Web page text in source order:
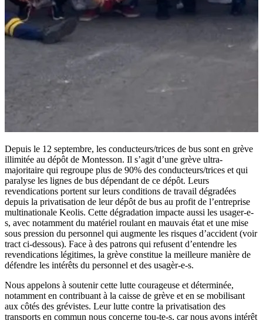
Depuis le 12 septembre, les conducteurs/trices de bus sont en grève
illimitée au dépôt de Montesson. Il s’agit d’une grève ultra-
majoritaire qui regroupe plus de 90% des conducteurs/trices et qui
paralyse les lignes de bus dépendant de ce dépôt. Leurs
revendications portent sur leurs conditions de travail dégradées
depuis la privatisation de leur dépôt de bus au profit de l’entreprise
multinationale Keolis. Cette dégradation impacte aussi les usager-e-
s, avec notamment du matériel roulant en mauvais état et une mise
sous pression du personnel qui augmente les risques d’accident (voir
tract ci-dessous). Face à des patrons qui refusent d’entendre les
revendications légitimes, la grève constitue la meilleure manière de
défendre les intérêts du personnel et des usagèr-e-s.
Nous appelons à soutenir cette lutte courageuse et déterminée,
notamment en contribuant à la caisse de grève et en se mobilisant
aux côtés des grévistes. Leur lutte contre la privatisation des
transports en commun nous concerne tou-te-s, car nous avons intérêt